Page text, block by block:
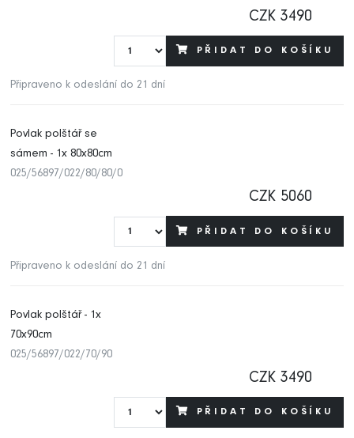
CZK 3490
PŘIDAT DO KOŠÍKU
Připraveno k odeslání do 21 dní
Povlak polštář se
sámem - 1x 80x80cm
025/56897/022/80/80/0
CZK 5060
PŘIDAT DO KOŠÍKU
Připraveno k odeslání do 21 dní
Povlak polštář - 1x
70x90cm
025/56897/022/70/90
CZK 3490
PŘIDAT DO KOŠÍKU